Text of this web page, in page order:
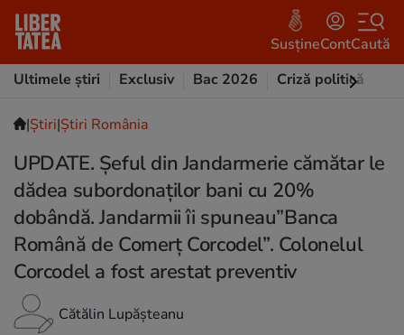
SusțineContCaută
Ultimele știri
Exclusiv Bac 2026 Criză politică
|Ştiri|Știri România
UPDATE. Șeful din Jandarmerie cămătar le
dădea subordonaților bani cu 20%
dobândă. Jandarmii îi spuneau”Banca
Română de Comerț Corcodel”. Colonelul
Corcodel a fost arestat preventiv
Cătălin Lupășteanu